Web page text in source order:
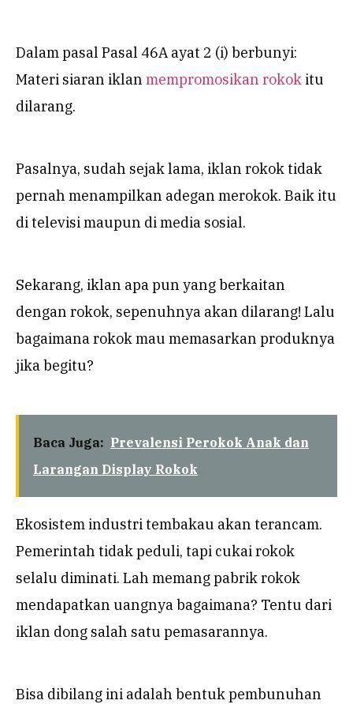
Dalam pasal Pasal 46A ayat 2 (i) berbunyi:
Materi siaran iklan mempromosikan rokok itu
dilarang.
Pasalnya, sudah sejak lama, iklan rokok tidak
pernah menampilkan adegan merokok. Baik itu
di televisi maupun di media sosial.
Sekarang, iklan apa pun yang berkaitan
dengan rokok, sepenuhnya akan dilarang! Lalu
bagaimana rokok mau memasarkan produknya
jika begitu?
Baca Juga: Prevalensi Perokok Anak dan
Larangan Display Rokok
Ekosistem industri tembakau akan terancam.
Pemerintah tidak peduli, tapi cukai rokok
selalu diminati. Lah memang pabrik rokok
mendapatkan uangnya bagaimana? Tentu dari
iklan dong salah satu pemasarannya.
Bisa dibilang ini adalah bentuk pembunuhan